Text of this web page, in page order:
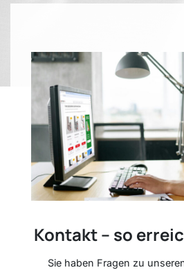
Kontakt – so
Sie haben Fragen zu